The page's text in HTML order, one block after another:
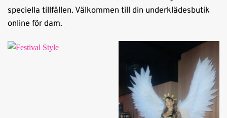
speciella tillfällen. Välkommen till din underklädesbutik
online för dam.